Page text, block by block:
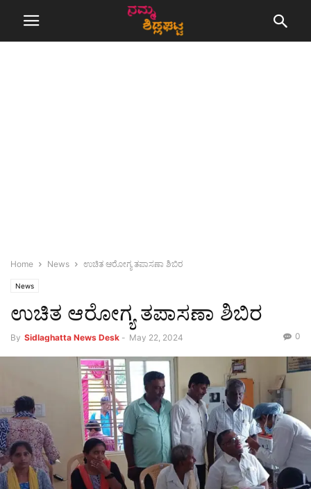
Home News ಉಚಿತ ಆರೋಗ್ಯ ತಪಾಸಣಾ ಶಿಬಿರ
News
ಉಚಿತ ಆರೋಗ್ಯ ತಪಾಸಣಾ ಶಿಬಿರ
By Sidlaghatta News Desk - May 22, 2024 0